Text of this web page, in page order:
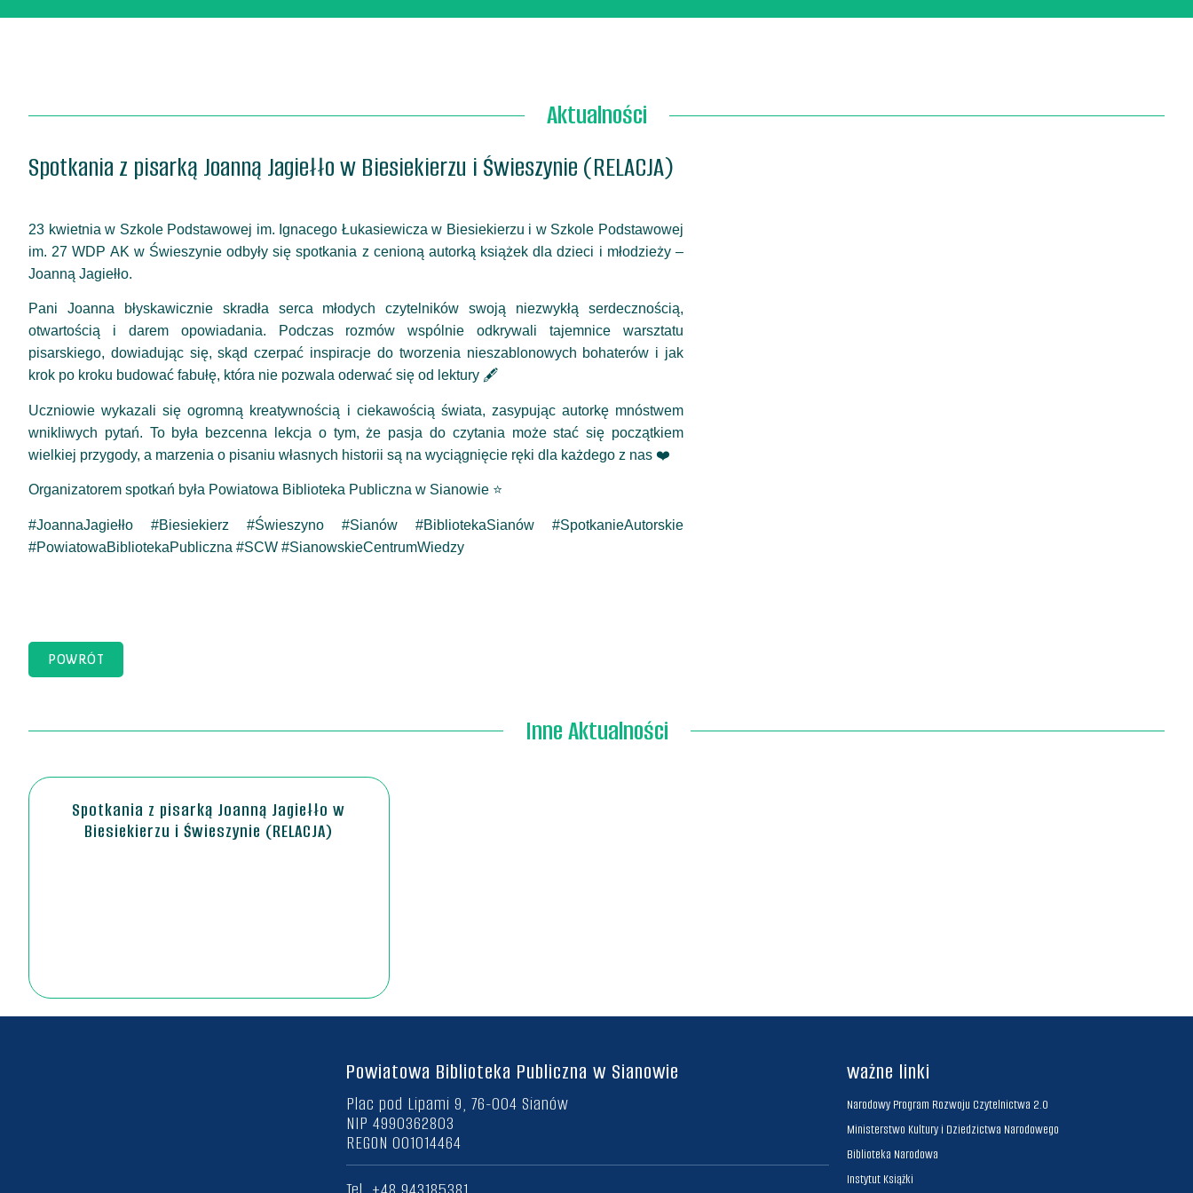
Aktualności
Spotkania z pisarką Joanną Jagiełło w Biesiekierzu i Świeszynie (RELACJA)
23 kwietnia w Szkole Podstawowej im. Ignacego Łukasiewicza w Biesiekierzu i w Szkole Podstawowej
im. 27 WDP AK w Świeszynie odbyły się spotkania z cenioną autorką książek dla dzieci i młodzieży –
Joanną Jagiełło.
Pani Joanna błyskawicznie skradła serca młodych czytelników swoją niezwykłą serdecznością,
otwartością i darem opowiadania. Podczas rozmów wspólnie odkrywali tajemnice warsztatu
pisarskiego, dowiadując się, skąd czerpać inspiracje do tworzenia nieszablonowych bohaterów i jak
krok po kroku budować fabułę, która nie pozwala oderwać się od lektury 🖋️
Uczniowie wykazali się ogromną kreatywnością i ciekawością świata, zasypując autorkę mnóstwem
wnikliwych pytań. To była bezcenna lekcja o tym, że pasja do czytania może stać się początkiem
wielkiej przygody, a marzenia o pisaniu własnych historii są na wyciągnięcie ręki dla każdego z nas ❤️
Organizatorem spotkań była Powiatowa Biblioteka Publiczna w Sianowie ⭐
#JoannaJagiełło #Biesiekierz #Świeszyno #Sianów #BibliotekaSianów #SpotkanieAutorskie
#PowiatowaBibliotekaPubliczna #SCW #SianowskieCentrumWiedzy
POWRÓT
Inne Aktualności
Spotkania z pisarką Joanną Jagiełło w
Biesiekierzu i Świeszynie (RELACJA)
Powiatowa Biblioteka Publiczna w Sianowie
Plac pod Lipami 9, 76-004 Sianów
NIP 4990362803
REGON 001014464
ważne linki
Narodowy Program Rozwoju Czytelnictwa 2.0
Ministerstwo Kultury i Dziedzictwa Narodowego
Biblioteka Narodowa
Instytut Książki